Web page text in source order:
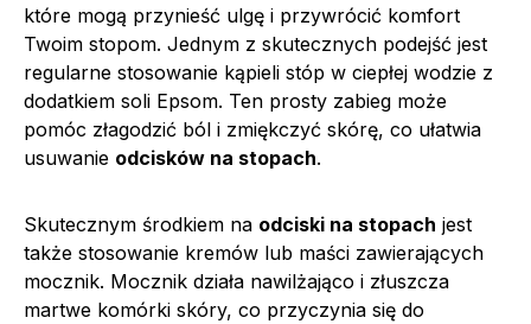
które mogą przynieść ulgę i przywrócić komfort
Twoim stopom. Jednym z skutecznych podejść jest
regularne stosowanie kąpieli stóp w ciepłej wodzie z
dodatkiem soli Epsom. Ten prosty zabieg może
pomóc złagodzić ból i zmiękczyć skórę, co ułatwia
usuwanie odcisków na stopach.
Skutecznym środkiem na odciski na stopach jest
także stosowanie kremów lub maści zawierających
mocznik. Mocznik działa nawilżająco i złuszcza
martwe komórki skóry, co przyczynia się do